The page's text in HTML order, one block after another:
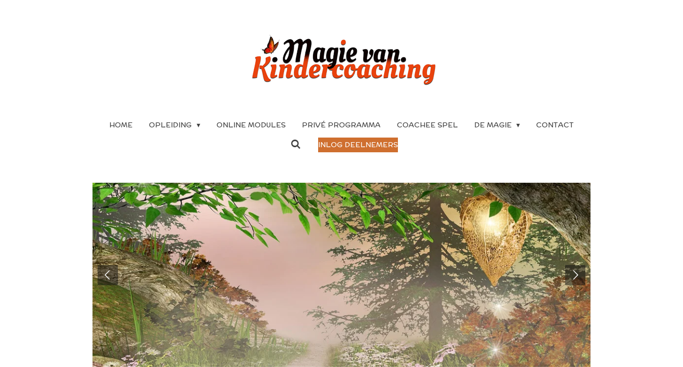
HOME OPLEIDING ONLINE MODULES PRIVÉ PROGRAMMA COACHEE SPEL DE MAGIE
CONTACT
INLOG DEELNEMERS